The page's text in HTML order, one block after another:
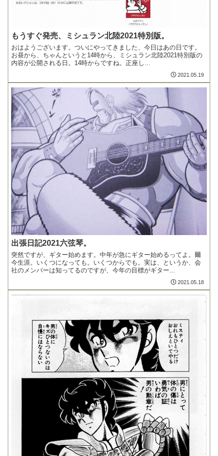
もうすぐ発売、ミシュラン北陸2021特別版。
おはようございます。ついにやってきました、今日はあの日です。
お昼から、ちゃんというと14時から、ミシュラン北陸2021特別版の
内容が公開される日。14時からですね。正座し...
2021.05.19
出張日記2021六弦琴。
突然ですが、ギター始めます。中年が急にギター始めるってよ。爾
今生涯。いくつになっても。いくつからでも。実は、というか、会
社のメンバーは知ってるのですが、今年の目標がギター...
2021.05.18